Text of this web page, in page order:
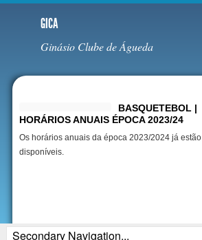
GICA
Ginásio Clube de Águeda
BASQUETEBOL |
HORÁRIOS ANUAIS ÉPOCA 2023/24
Os horários anuais da época 2023/2024 já estão
disponíveis.